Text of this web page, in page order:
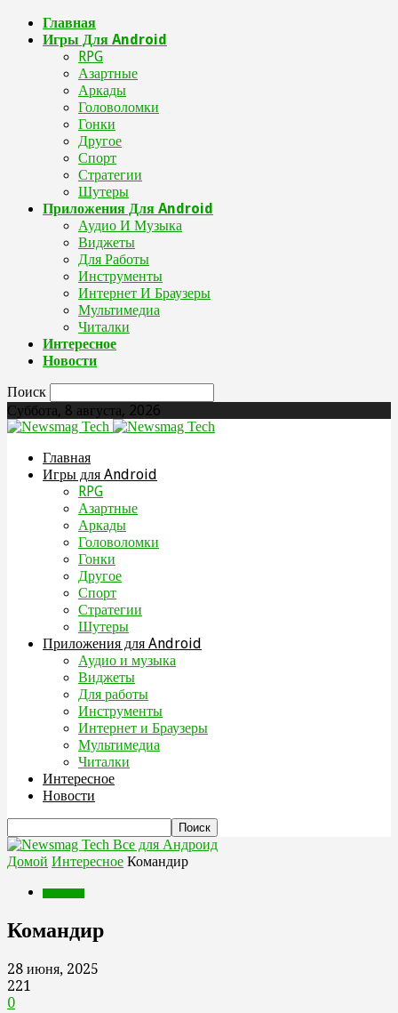
Главная
Игры Для Android
RPG
Азартные
Аркады
Головоломки
Гонки
Другое
Спорт
Стратегии
Шутеры
Приложения Для Android
Аудио И Музыка
Виджеты
Для Работы
Инструменты
Интернет И Браузеры
Мультимедиа
Читалки
Интересное
Новости
Поиск
Суббота, 8 августа, 2026
Главная
Игры для Android
RPG
Азартные
Аркады
Головоломки
Гонки
Другое
Спорт
Стратегии
Шутеры
Приложения для Android
Аудио и музыка
Виджеты
Для работы
Инструменты
Интернет и Браузеры
Мультимедиа
Читалки
Интересное
Новости
Все для Андроид
Домой Интересное Командир
Командир
28 июня, 2025
221
0